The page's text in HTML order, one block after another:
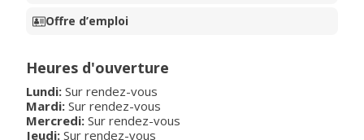
Offre d’emploi
Heures d'ouverture
Lundi: Sur rendez-vous
Mardi: Sur rendez-vous
Mercredi: Sur rendez-vous
Jeudi: Sur rendez-vous